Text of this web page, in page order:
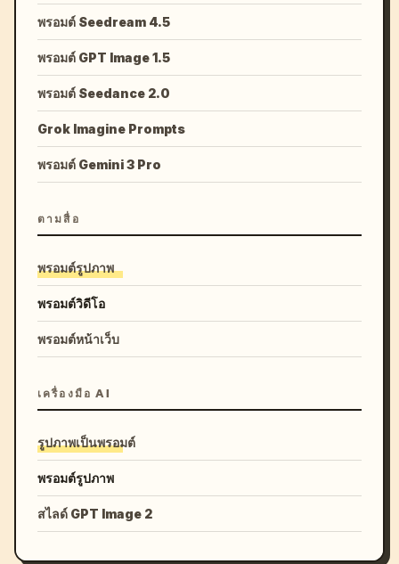
พรอมต์ Seedream 4.5
พรอมต์ GPT Image 1.5
พรอมต์ Seedance 2.0
Grok Imagine Prompts
พรอมต์ Gemini 3 Pro
ตามสื่อ
พรอมต์รูปภาพ
พรอมต์วิดีโอ
พรอมต์หน้าเว็บ
เครื่องมือ AI
รูปภาพเป็นพรอมต์
พรอมต์รูปภาพ
สไลด์ GPT Image 2